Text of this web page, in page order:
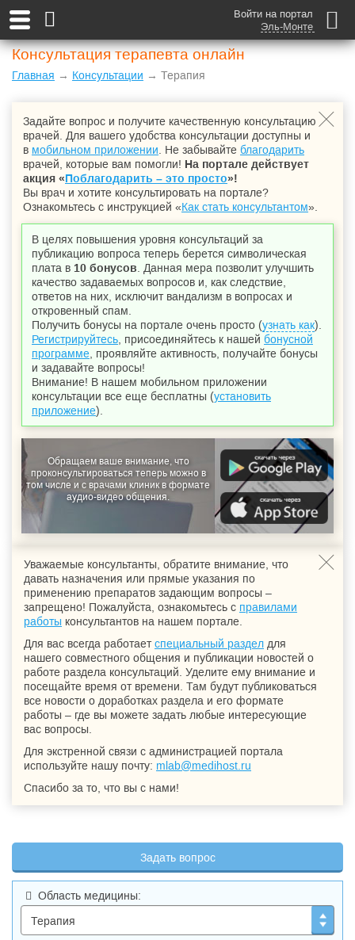
Войти на портал
Эль-Монте
Консультация терапевта онлайн
Главная → Консультации → Терапия
Задайте вопрос и получите качественную консультацию
врачей. Для вашего удобства консультации доступны и
в мобильном приложении . Не забывайте благодарить
врачей, которые вам помогли! На портале действует
акция «Поблагодарить – это просто»!
Вы врач и хотите консультировать на портале?
Ознакомьтесь с инструкцией «Как стать консультантом».
В целях повышения уровня консультаций за
публикацию вопроса теперь берется символическая
плата в 10 бонусов . Данная мера позволит улучшить
качество задаваемых вопросов и, как следствие,
ответов на них, исключит вандализм в вопросах и
откровенный спам.
Получить бонусы на портале очень просто (узнать как).
Регистрируйтесь , присоединяйтесь к нашей бонусной
программе , проявляйте активность, получайте бонусы
и задавайте вопросы!
Внимание! В нашем мобильном приложении
консультации все еще бесплатны (установить
приложение).
Обращаем ваше внимание, что
проконсультироваться теперь можно в
том числе и с врачами клиник в формате
аудио-видео общения.
Уважаемые консультанты, обратите внимание, что
давать назначения или прямые указания по
применению препаратов задающим вопросы –
запрещено! Пожалуйста, ознакомьтесь с правилами
работы консультантов на нашем портале.
Для вас всегда работаетспециальный раздел для
нашего совместного общения и публикации новостей о
работе раздела консультаций. Уделите ему внимание и
посещайте время от времени. Там будут публиковаться
все новости о доработках раздела и его формате
работы – где вы можете задать любые интересующие
вас вопросы.
Для экстренной связи с администрацией портала
используйте нашу почту: mlab@medihost.ru
Спасибо за то, что вы с нами!
Задать вопрос
Область медицины: